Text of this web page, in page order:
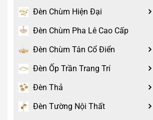
Đèn Chùm Hiện Đại
Đèn Chùm Pha Lê Cao Cấp
Đèn Chùm Tân Cổ Điển
Đèn Ốp Trần Trang Trí
Đèn Thả
Đèn Tường Nội Thất